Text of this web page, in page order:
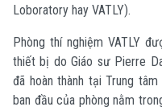
Loboratory hay VATLY).
Phòng thí nghiệm VATLY
thiết bị do Giáo sư Pierre
đã hoàn thành tại Trung
ban đầu của phòng nằm